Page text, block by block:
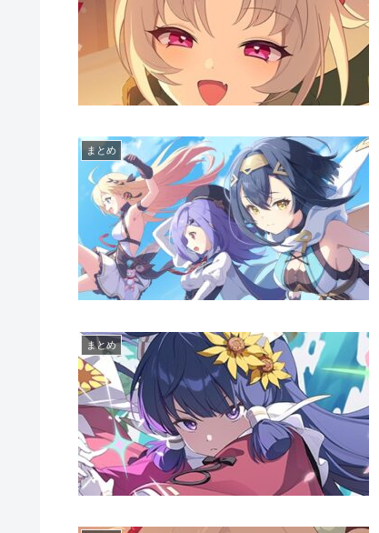
まとめ
まとめ